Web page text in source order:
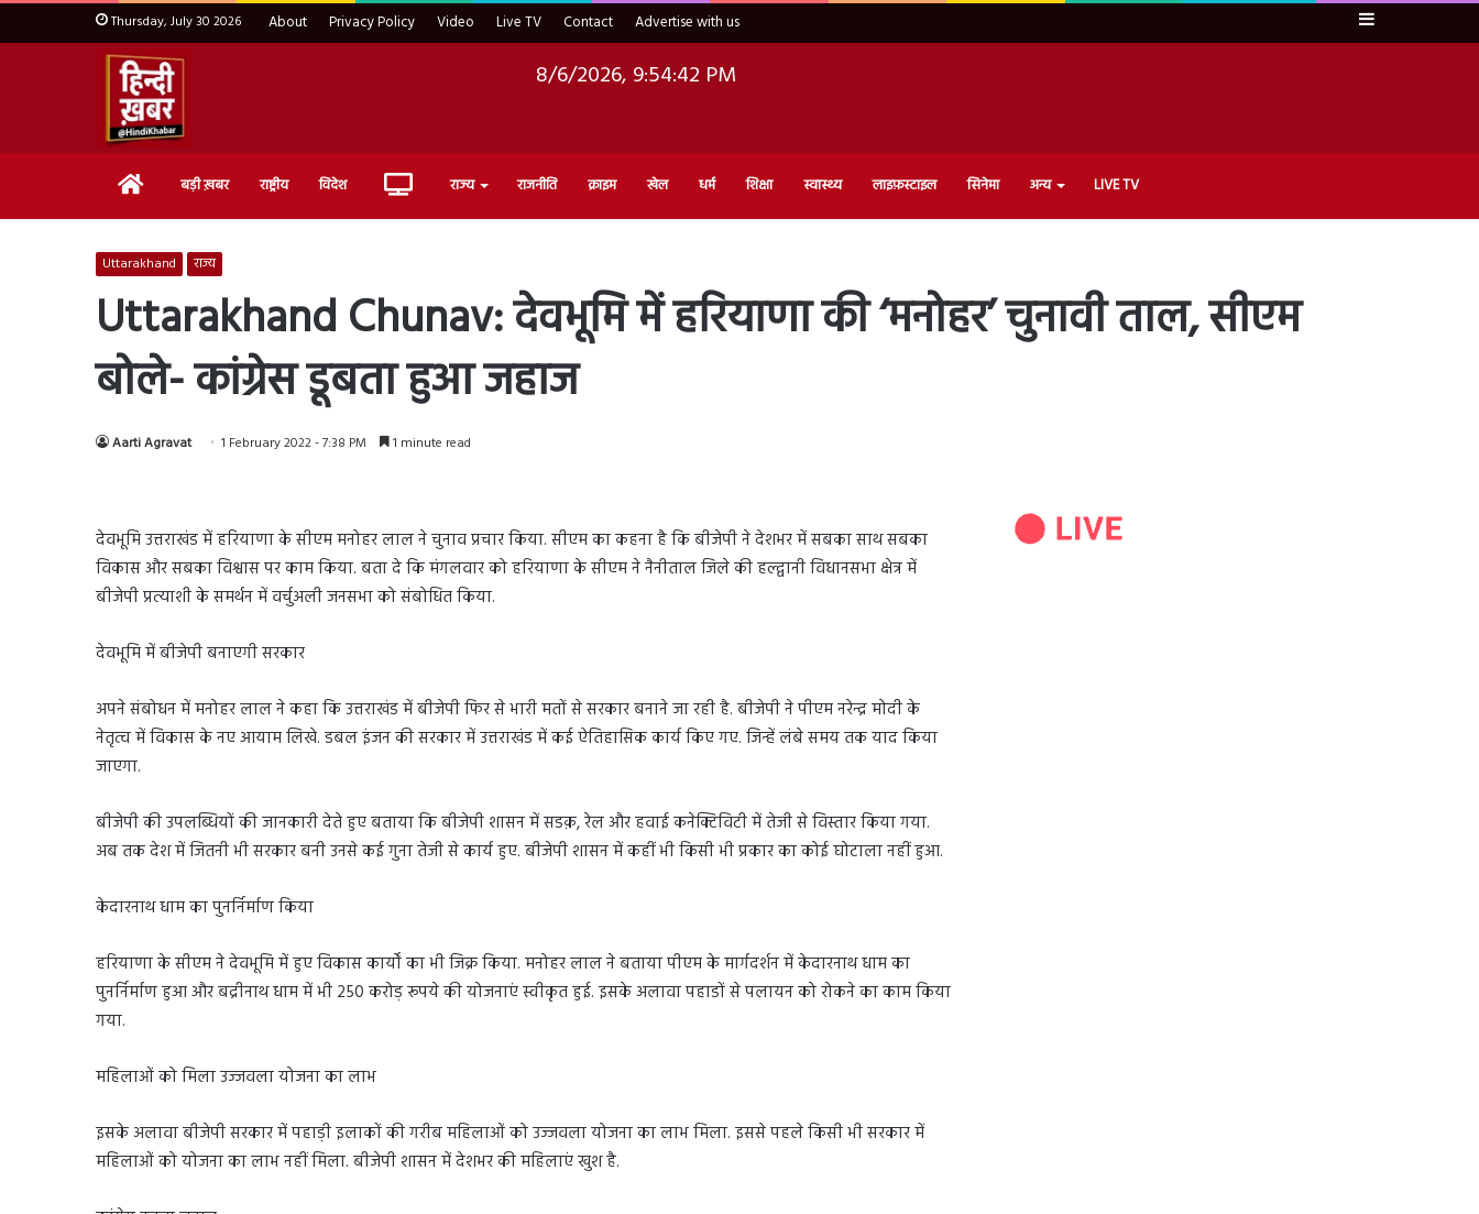
Thursday, July 30 2026 About Privacy Policy Video Live TV Contact Advertise with us Sidebar
8/6/2026, 9:54:44 PM
Home बड़ी ख़बर राष्ट्रीय विदेश Live राज्य राजनीति क्राइम खेल धर्म शिक्षा स्वास्थ्य लाइफ़स्टाइल सिनेमा अन्य LIVE TV
Uttarakhand राज्य
Uttarakhand Chunav: देवभूमि में हरियाणा की ‘मनोहर’ चुनावी ताल, सीएम
बोले- कांग्रेस डूबता हुआ जहाज
Aarti Agravat 1 February 2022 - 7:38 PM 1 minute read
देवभूमि उत्तराखंड में हरियाणा के सीएम मनोहर लाल ने चुनाव प्रचार किया. सीएम का कहना है कि बीजेपी ने देशभर में सबका साथ सबका
विकास और सबका विश्वास पर काम किया. बता दे कि मंगलवार को हरियाणा के सीएम ने नैनीताल जिले की हल्द्वानी विधानसभा क्षेत्र में
बीजेपी प्रत्याशी के समर्थन में वर्चुअली जनसभा को संबोधित किया.
देवभूमि में बीजेपी बनाएगी सरकार
अपने संबोधन में मनोहर लाल ने कहा कि उत्तराखंड में बीजेपी फिर से भारी मतों से सरकार बनाने जा रही है. बीजेपी ने पीएम नरेन्द्र मोदी के
नेतृत्व में विकास के नए आयाम लिखे. डबल इंजन की सरकार में उत्तराखंड में कई ऐतिहासिक कार्य किए गए. जिन्हें लंबे समय तक याद किया
जाएगा.
बीजेपी की उपलब्धियों की जानकारी देते हुए बताया कि बीजेपी शासन में सडक़, रेल और हवाई कनेक्टिविटी में तेजी से विस्तार किया गया.
अब तक देश में जितनी भी सरकार बनी उनसे कई गुना तेजी से कार्य हुए. बीजेपी शासन में कहीं भी किसी भी प्रकार का कोई घोटाला नहीं हुआ.
केदारनाथ धाम का पुनर्निर्माण किया
हरियाणा के सीएम ने देवभूमि में हुए विकास कार्यों का भी जिक्र किया. मनोहर लाल ने बताया पीएम के मार्गदर्शन में केदारनाथ धाम का
पुनर्निर्माण हुआ और बद्रीनाथ धाम में भी 250 करोड़ रूपये की योजनाएं स्वीकृत हुई. इसके अलावा पहाडों से पलायन को रोकने का काम किया
गया.
महिलाओं को मिला उज्जवला योजना का लाभ
इसके अलावा बीजेपी सरकार में पहाड़ी इलाकों की गरीब महिलाओं को उज्जवला योजना का लाभ मिला. इससे पहले किसी भी सरकार में
महिलाओं को योजना का लाभ नहीं मिला. बीजेपी शासन में देशभर की महिलाएं खुश है.